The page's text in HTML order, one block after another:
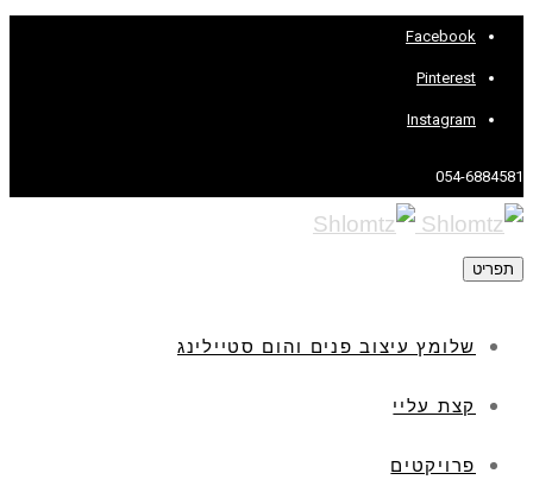
Facebook
Pinterest
Instagram
054-6884581
תפריט
שלומץ עיצוב פנים והום סטיילינג
קצת עליי
פרויקטים